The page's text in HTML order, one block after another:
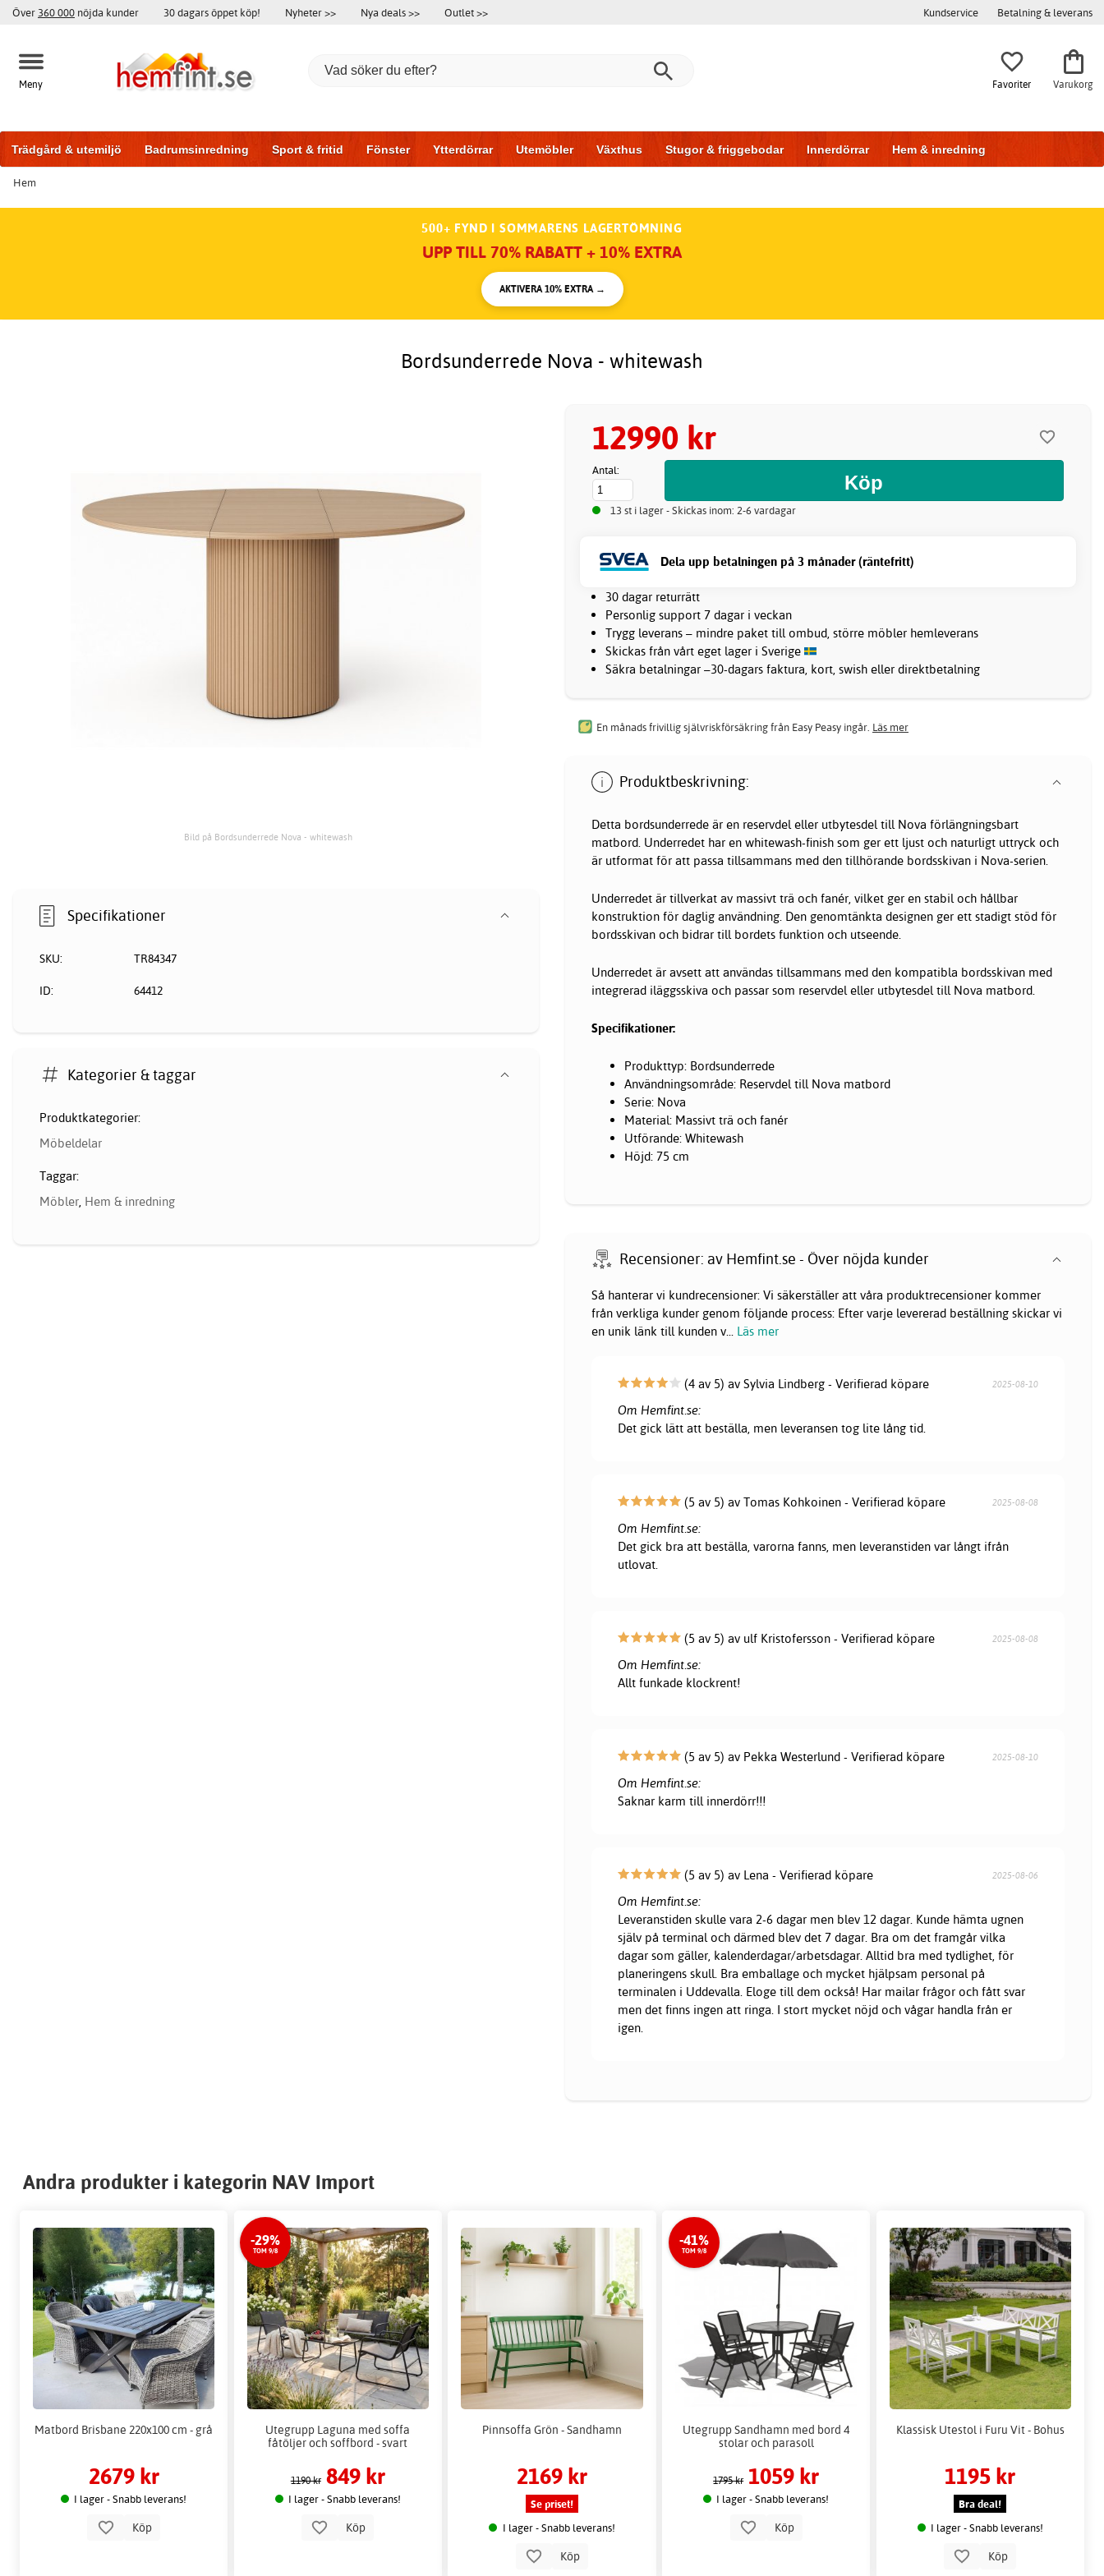
Över 360 000 nöjda kunder 30 dagars öppet köp! Nyheter >> Nya deals >> Outlet >> Kundservice Betalning & leverans
Meny Favoriter Varukorg
Trädgård & utemiljö Badrumsinredning Sport & fritid Fönster Ytterdörrar Utemöbler Växthus Stugor & friggebodar Innerdörrar Hem & inredning
Badrumsmöbler
Hem
500+ FYND I SOMMARENS LAGERTÖMNING
UPP TILL 70% RABATT + 10% EXTRA
AKTIVERA 10% EXTRA →
Bordsunderrede Nova - whitewash
Bild på Bordsunderrede Nova - whitewash
12990 kr
Antal:
13 st i lager - Skickas inom: 2-6 vardagar
Dela upp betalningen på 3 månader (räntefritt)
30 dagar returrätt
Personlig support 7 dagar i veckan
Trygg leverans – mindre paket till ombud, större möbler hemleverans
Skickas från vårt eget lager i Sverige
Säkra betalningar –30-dagars faktura, kort, swish eller direktbetalning
En månads frivillig självriskförsäkring från Easy Peasy ingår. Läs mer
Produktbeskrivning:
Detta bordsunderrede är en reservdel eller utbytesdel till Nova förlängningsbart
matbord. Underredet har en whitewash-finish som ger ett ljust och naturligt uttryck och
är utformat för att passa tillsammans med den tillhörande bordsskivan i Nova-serien.
Underredet är tillverkat av massivt trä och fanér, vilket ger en stabil och hållbar
konstruktion för daglig användning. Den genomtänkta designen ger ett stadigt stöd för
bordsskivan och bidrar till bordets funktion och utseende.
Underredet är avsett att användas tillsammans med den kompatibla bordsskivan med
integrerad iläggsskiva och passar som reservdel eller utbytesdel till Nova matbord.
Specifikationer:
Produkttyp: Bordsunderrede
Användningsområde: Reservdel till Nova matbord
Serie: Nova
Material: Massivt trä och fanér
Utförande: Whitewash
Höjd: 75 cm
Specifikationer
SKU: TR84347
ID: 64412
Kategorier & taggar
Produktkategorier:
Möbeldelar
Taggar:
Möbler, Hem & inredning
Recensioner: av Hemfint.se - Över nöjda kunder
Så hanterar vi kundrecensioner: Vi säkerställer att våra produktrecensioner kommer
från verkliga kunder genom följande process: Efter varje levererad beställning skickar vi
en unik länk till kunden v
Läs mer
(4 av 5) av Sylvia Lindberg - Verifierad köpare 2025-08-10
Om Hemfint.se:
Det gick lätt att beställa, men leveransen tog lite lång tid.
(5 av 5) av Tomas Kohkoinen - Verifierad köpare 2025-08-08
Om Hemfint.se:
Det gick bra att beställa, varorna fanns, men leveranstiden var långt ifrån
utlovat.
(5 av 5) av ulf Kristofersson - Verifierad köpare 2025-08-08
Om Hemfint.se:
Allt funkade klockrent!
(5 av 5) av Pekka Westerlund - Verifierad köpare 2025-08-10
Om Hemfint.se:
Saknar karm till innerdörr!!!
(5 av 5) av Lena - Verifierad köpare 2025-08-06
Om Hemfint.se:
Leveranstiden skulle vara 2-6 dagar men blev 12 dagar. Kunde hämta ugnen
själv på terminal och därmed blev det 7 dagar. Bra om det framgår vilka
dagar som gäller, kalenderdagar/arbetsdagar. Alltid bra med tydlighet, för
planeringens skull. Bra emballage och mycket hjälpsam personal på
terminalen i Uddevalla. Eloge till dem också! Har mailar frågor och fått svar
men det finns ingen att ringa. I stort mycket nöjd och vågar handla från er
igen.
Andra produkter i kategorin NAV Import
Matbord Brisbane 220x100 cm - grå
2679 kr
I lager - Snabb leverans!
Köp
-29%
TOM 9/8
Utegrupp Laguna med soffa
fåtöljer och soffbord - svart
1190 kr 849 kr
I lager - Snabb leverans!
Köp
Pinnsoffa Grön - Sandhamn
2169 kr
Se priset!
I lager - Snabb leverans!
Köp
-41%
TOM 9/8
Utegrupp Sandhamn med bord 4
stolar och parasoll
1795 kr 1059 kr
I lager - Snabb leverans!
Köp
Klassisk Utestol i Furu Vit - Bohus
1195 kr
Bra deal!
I lager - Snabb leverans!
Köp